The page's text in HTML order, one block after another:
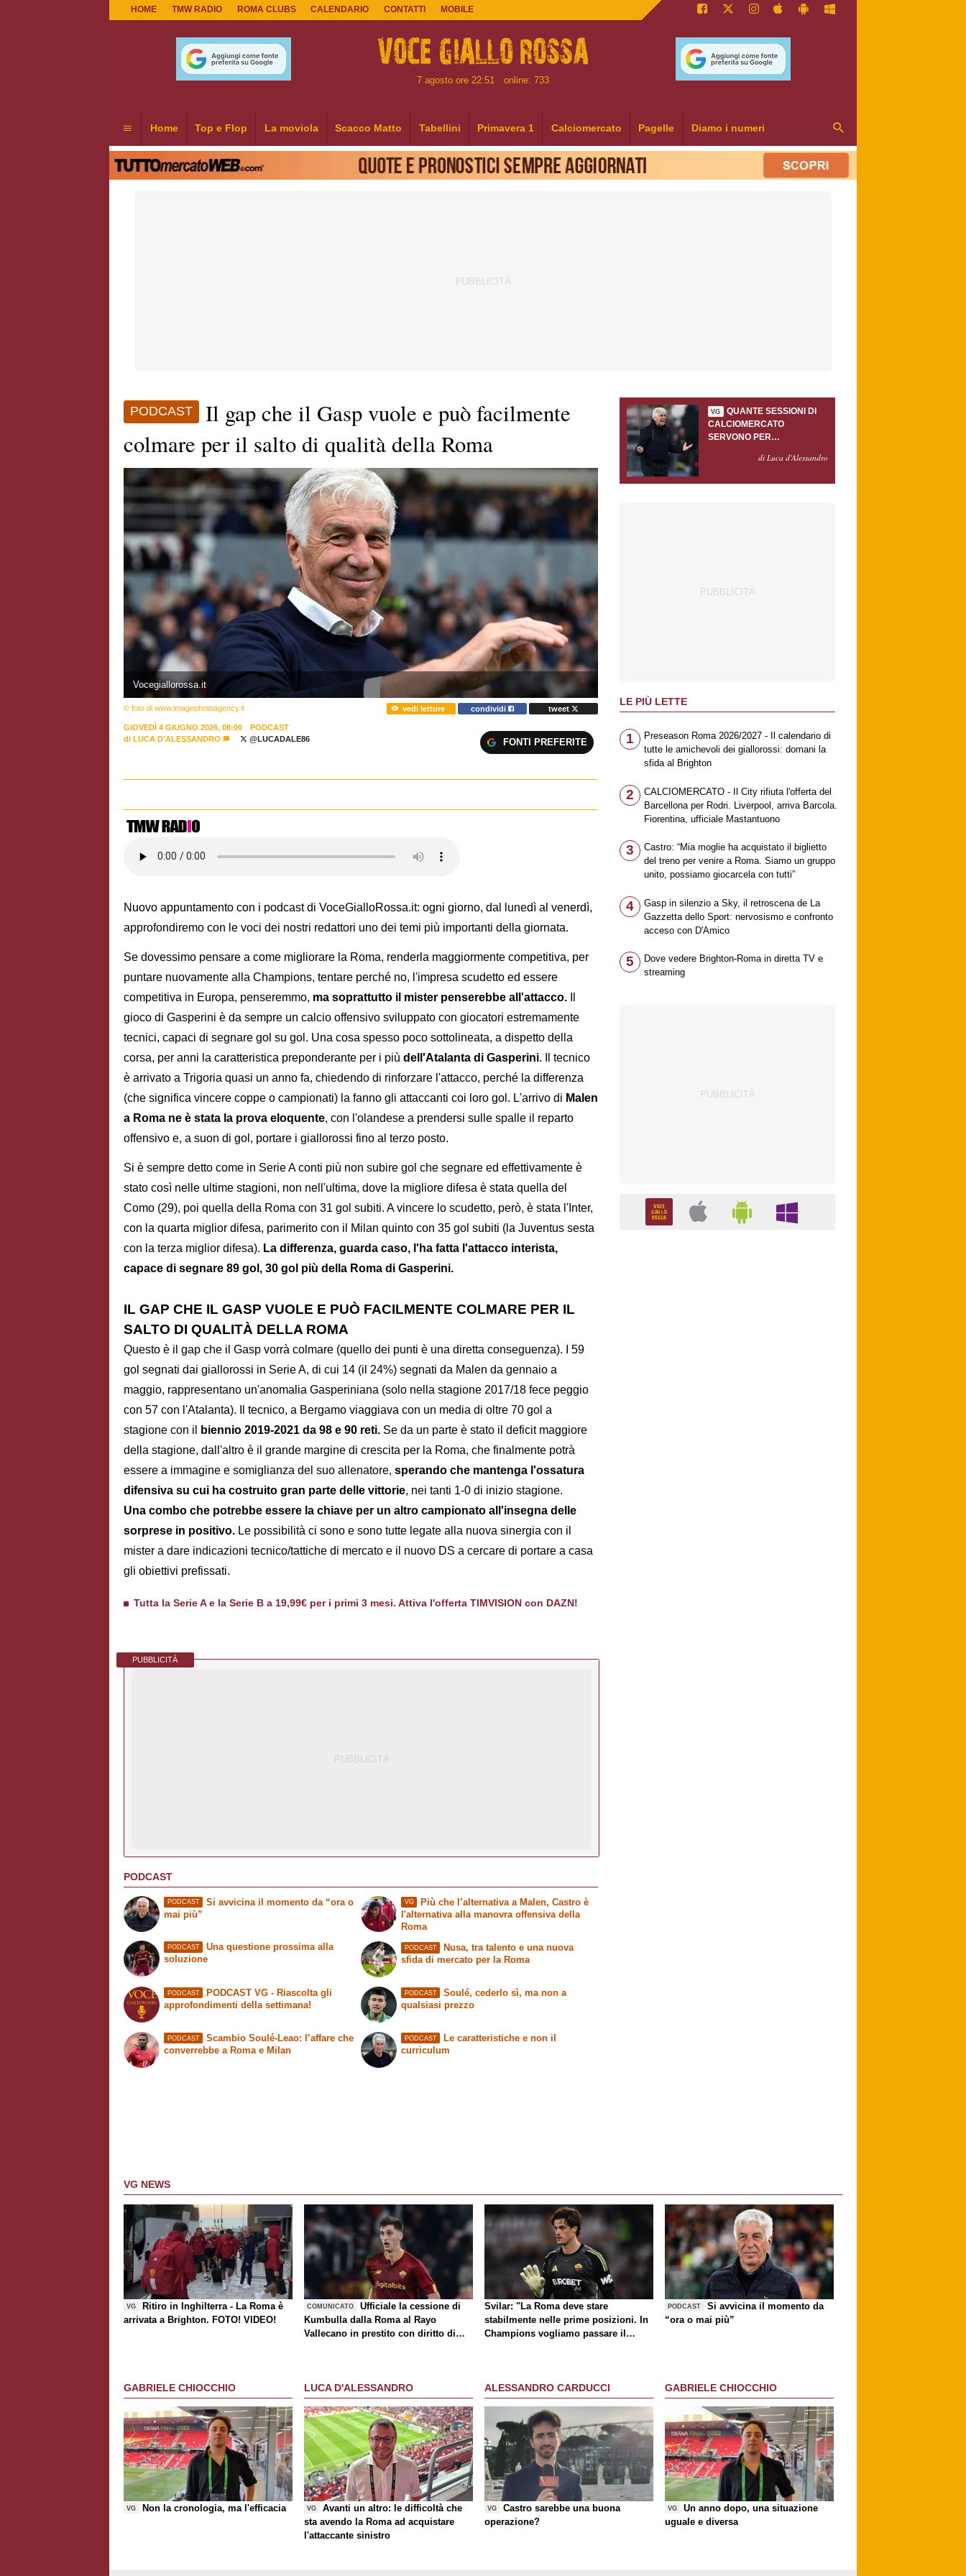
HOME TMW RADIO ROMA CLUBS CALENDARIO CONTATTI MOBILE
7 agosto ore 22:51 online: 733
Home Top e Flop La moviola Scacco Matto Tabellini Primavera 1 Calciomercato Pagelle Diamo i numeri
PODCAST
Il gap che il Gasp vuole e può facilmente
colmare per il salto di qualità della Roma
Vocegiallorossa.it
© foto di www.imagephotoagency.it vedi letture condividi tweet
GIOVEDÌ 4 GIUGNO 2026, 08:00
PODCAST
di LUCA D'ALESSANDRO @LUCADALE86 FONTI PREFERITE
Nuovo appuntamento con i podcast di VoceGialloRossa.it: ogni giorno, dal lunedì al venerdì,
approfondiremo con le voci dei nostri redattori uno dei temi più importanti della giornata.
Se dovessimo pensare a come migliorare la Roma, renderla maggiormente competitiva, per
puntare nuovamente alla Champions, tentare perché no, l'impresa scudetto ed essere
competitiva in Europa, penseremmo, ma soprattutto il mister penserebbe all'attacco.
gioco di Gasperini è da sempre un calcio offensivo sviluppato con giocatori estremamente
tecnici, capaci di segnare gol su gol. Una cosa spesso poco sottolineata, a dispetto della
corsa, per anni la caratteristica preponderante per i più dell'Atalanta di Gasperini. Il tecnico
è arrivato a Trigoria quasi un anno fa, chiedendo di rinforzare l'attacco, perché la differenza
(che significa vincere coppe o campionati) la fanno gli attaccanti coi loro gol. L'arrivo di Malen
a Roma ne è stata la prova eloquente, con l'olandese a prendersi sulle spalle il reparto
offensivo e, a suon di gol, portare i giallorossi fino al terzo posto.
Si è sempre detto come in Serie A conti più non subire gol che segnare ed effettivamente è
stato così nelle ultime stagioni, non nell'ultima, dove la migliore difesa è stata quella del
Como (29), poi quella della Roma con 31 gol subiti. A vincere lo scudetto, però, è stata l'Inter,
con la quarta miglior difesa, parimerito con il Milan quinto con 35 gol subiti (la Juventus sesta
con la terza miglior difesa). La differenza, guarda caso, l'ha fatta l'attacco interista,
capace di segnare 89 gol, 30 gol più della Roma di Gasperini.
IL GAP CHE IL GASP VUOLE E PUÒ FACILMENTE COLMARE PER IL
SALTO DI QUALITÀ DELLA ROMA
Questo è il gap che il Gasp vorrà colmare (quello dei punti è una diretta conseguenza). I 59
gol segnati dai giallorossi in Serie A, di cui 14 (il 24%) segnati da Malen da gennaio a
maggio, rappresentano un'anomalia Gasperiniana (solo nella stagione 2017/18 fece peggio
con 57 con l'Atalanta). Il tecnico, a Bergamo viaggiava con un media di oltre 70 gol a
stagione con il
biennio 2019-2021 da 98 e 90 reti. Se da un parte è stato il deficit maggiore
della stagione, dall'altro è il grande margine di crescita per la Roma, che finalmente potrà
essere a immagine e somiglianza del suo allenatore, sperando che mantenga l'ossatura
difensiva su cui ha costruito gran parte delle vittorie, nei tanti 1-0 di inizio stagione.
Una combo che potrebbe essere la chiave per un altro campionato all'insegna delle
sorprese in positivo. Le possibilità ci sono e sono tutte legate alla nuova sinergia con il
mister a dare indicazioni tecnico/tattiche di mercato e il nuovo DS a cercare di portare a casa
gli obiettivi prefissati.
Tutta la Serie A e la Serie B a 19,99€ per i primi 3 mesi. Attiva l'offerta TIMVISION con DAZN!
PUBBLICITÀ
PODCAST
PODCAST
Si avvicina il momento da “ora o
mai più”
PODCAST
Una questione prossima alla
soluzione
VG
Più che l’alternativa a Malen, Castro è
l'alternativa alla manovra offensiva della
Roma
PODCAST
Nusa, tra talento e una nuova
sfida di mercato per la Roma
PODCAST
PODCAST VG - Riascolta gli
approfondimenti della settimana!
PODCAST
Scambio Soulé-Leao: l’affare che
converrebbe a Roma e Milan
PODCAST
Soulé, cederlo sì, ma non a
qualsiasi prezzo
PODCAST
Le caratteristiche e non il
curriculum
VG
QUANTE SESSIONI DI
CALCIOMERCATO
SERVONO PER
GASPERINI?di Luca d'Alessandro
LE PIÙ LETTE
1
Preseason Roma 2026/2027 - Il calendario di
tutte le amichevoli dei giallorossi: domani la
sfida al Brighton
2
CALCIOMERCATO - Il City rifiuta l'offerta del
Barcellona per Rodri. Liverpool, arriva Barcola.
Fiorentina, ufficiale Mastantuono
3
Castro: “Mia moglie ha acquistato il biglietto
del treno per venire a Roma. Siamo un gruppo
unito, possiamo giocarcela con tutti”
4
Gasp in silenzio a Sky, il retroscena de La
Gazzetta dello Sport: nervosismo e confronto
acceso con D'Amico
5
Dove vedere Brighton-Roma in diretta TV e
streaming
VG NEWS
VG
Ritiro in Inghilterra - La Roma è
arrivata a Brighton. FOTO! VIDEO!
COMUNICATO
Ufficiale la cessione di
Kumbulla dalla Roma al Rayo
Vallecano in prestito con diritto di
Svilar: "La Roma deve stare
stabilmente nelle prime posizioni. In
Champions vogliamo passare il
PODCAST
Si avvicina il momento da
“ora o mai più”
GABRIELE CHIOCCHIO
VG Non la cronologia, ma l'efficacia
LUCA D'ALESSANDRO
VG
Avanti un altro: le difficoltà che
sta avendo la Roma ad acquistare
l'attaccante sinistro
ALESSANDRO CARDUCCI
VG
Castro sarebbe una buona
operazione?
GABRIELE CHIOCCHIO
VG
Un anno dopo, una situazione
uguale e diversa